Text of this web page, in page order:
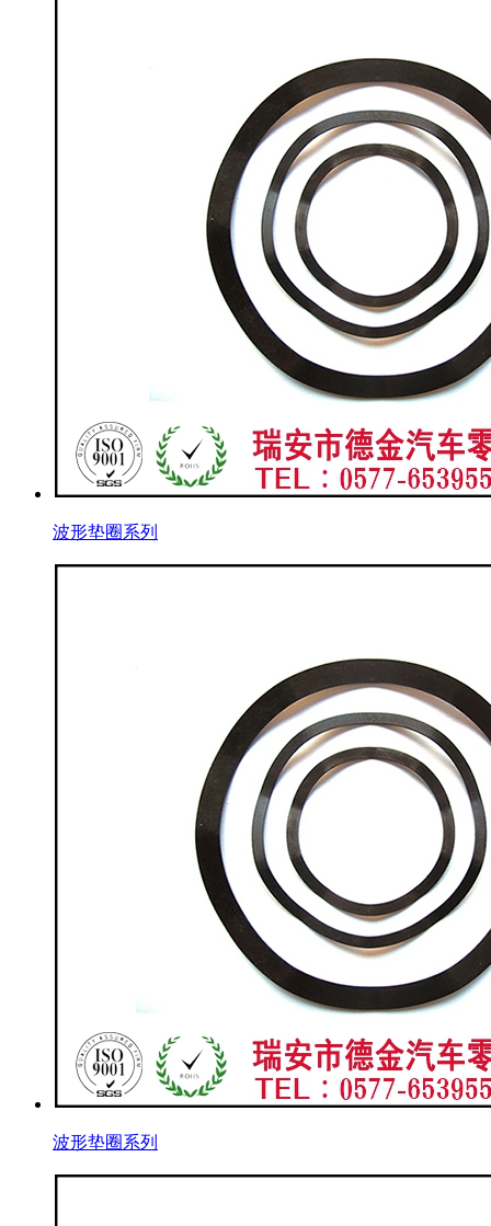
波形垫圈系列
波形垫圈系列